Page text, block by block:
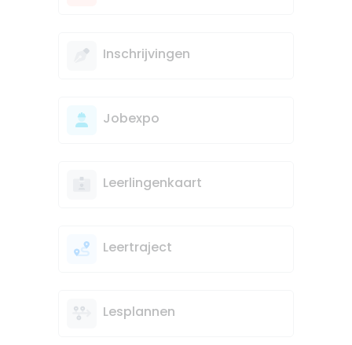
Inschrijvingen
Jobexpo
Leerlingenkaart
Leertraject
Lesplannen